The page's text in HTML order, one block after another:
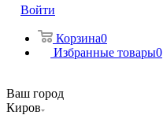
Войти
Корзина0
Избранные товары0
Ваш город
Киров